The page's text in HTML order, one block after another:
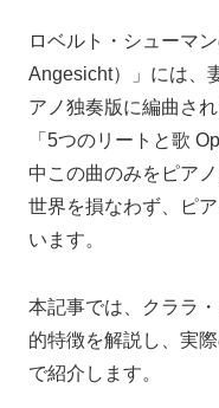
ロベルト・シューマ
Angesicht）」には、
アノ独奏版に編曲さ
「5つのリートと歌
中この曲のみをピア
世界を損なわず、ピ
います。
本記事では、クララ
的特徴を解説し、実
で紹介します。